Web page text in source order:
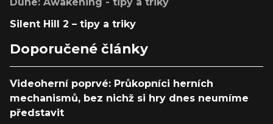
Silent Hill 2 – tipy a triky
Doporučené články
Videoherní poprvé: Průkopníci herních
mechanismů, bez nichž si hry dnes neumíme
představit